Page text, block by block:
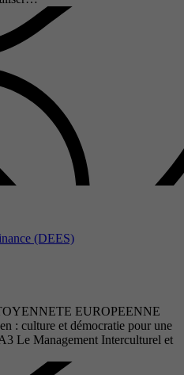
(DEES)
EUROPEENNE
: culture et démocratie pour une
Le Management Interculturel et